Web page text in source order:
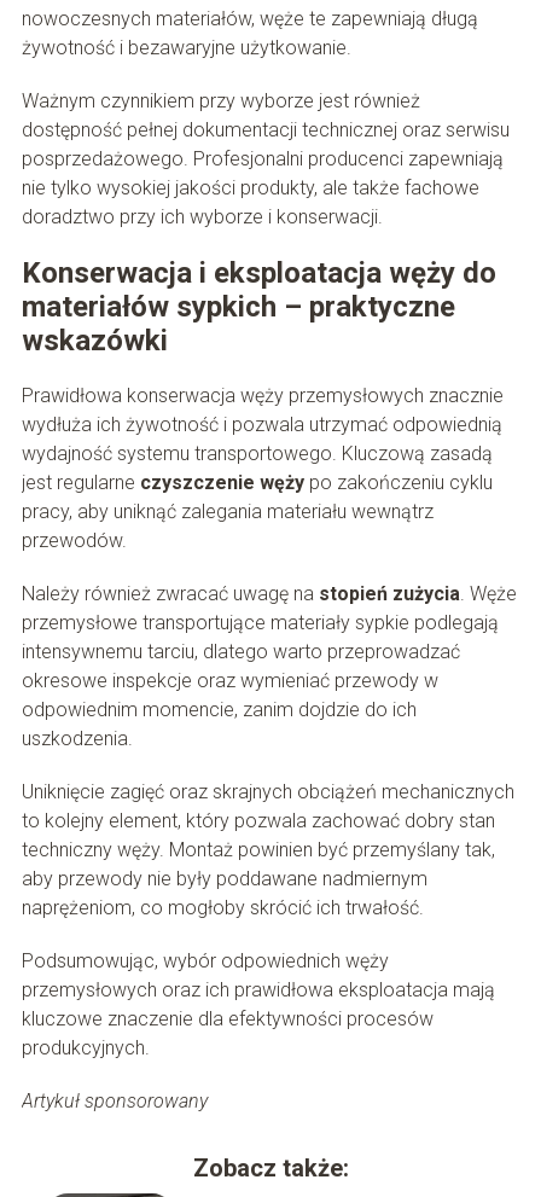
nowoczesnych materiałów, węże te zapewniają długą
żywotność i bezawaryjne użytkowanie.
Ważnym czynnikiem przy wyborze jest również
dostępność pełnej dokumentacji technicznej oraz serwisu
posprzedażowego. Profesjonalni producenci zapewniają
nie tylko wysokiej jakości produkty, ale także fachowe
doradztwo przy ich wyborze i konserwacji.
Konserwacja i eksploatacja węży do
materiałów sypkich – praktyczne
wskazówki
Prawidłowa konserwacja węży przemysłowych znacznie
wydłuża ich żywotność i pozwala utrzymać odpowiednią
wydajność systemu transportowego. Kluczową zasadą
jest regularne czyszczenie wężypo zakończeniu cyklu
pracy, aby uniknąć zalegania materiału wewnątrz
przewodów.
Należy również zwracać uwagę na stopień zużycia. Węże
przemysłowe transportujące materiały sypkie podlegają
intensywnemu tarciu, dlatego warto przeprowadzać
okresowe inspekcje oraz wymieniać przewody w
odpowiednim momencie, zanim dojdzie do ich
uszkodzenia.
Uniknięcie zagięć oraz skrajnych obciążeń mechanicznych
to kolejny element, który pozwala zachować dobry stan
techniczny węży. Montaż powinien być przemyślany tak,
aby przewody nie były poddawane nadmiernym
naprężeniom, co mogłoby skrócić ich trwałość.
Podsumowując, wybór odpowiednich węży
przemysłowych oraz ich prawidłowa eksploatacja mają
kluczowe znaczenie dla efektywności procesów
produkcyjnych.
Artykuł sponsorowany
Zobacz także: